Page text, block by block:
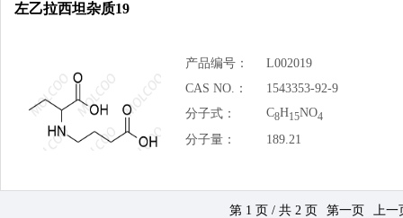
左乙拉西坦杂质19
产品编号：
L002019
CAS NO.：
1543353-92-9
分子式：
C8H15NO4
分子量： 189.21
第 1 页 / 共 2 页 第一页 上一